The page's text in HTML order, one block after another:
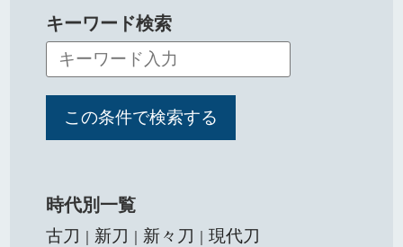
キーワード検索
時代別一覧
古刀 新刀 新々刀 ｜現代刀